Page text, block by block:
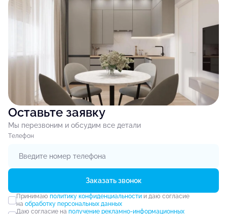
Оставьте заявку
Мы перезвоним и обсудим все детали
Tелефон
Заказать звонок
Принимаю политику конфиденциальностии даю согласие
на обработку персональных данных
Даю согласие на получение рекламно-информационных